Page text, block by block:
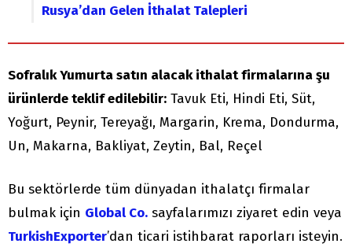
Rusya’dan Gelen İthalat Talepleri
Sofralık Yumurta satın alacak ithalat firmalarına şu
ürünlerde teklif edilebilir: Tavuk Eti, Hindi Eti, Süt,
Yoğurt, Peynir, Tereyağı, Margarin, Krema, Dondurma,
Un, Makarna, Bakliyat, Zeytin, Bal, Reçel
Bu sektörlerde tüm dünyadan ithalatçı firmalar
bulmak için Global Co. sayfalarımızı ziyaret edin veya
TurkishExporter’dan ticari istihbarat raporları isteyin.